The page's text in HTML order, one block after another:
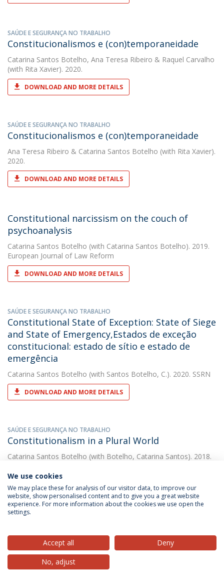
SAÚDE E SEGURANÇA NO TRABALHO
Constitucionalismos e (con)temporaneidade
Catarina Santos Botelho, Ana Teresa Ribeiro & Raquel Carvalho
(with Rita Xavier). 2020.
DOWNLOAD AND MORE DETAILS
SAÚDE E SEGURANÇA NO TRABALHO
Constitucionalismos e (con)temporaneidade
Ana Teresa Ribeiro & Catarina Santos Botelho (with Rita Xavier).
2020.
DOWNLOAD AND MORE DETAILS
Constitutional narcissism on the couch of
psychoanalysis
Catarina Santos Botelho (with Catarina Santos Botelho). 2019.
European Journal of Law Reform
DOWNLOAD AND MORE DETAILS
SAÚDE E SEGURANÇA NO TRABALHO
Constitutional State of Exception: State of Siege
and State of Emergency,Estados de exceção
constitucional: estado de sítio e estado de
emergência
Catarina Santos Botelho (with Santos Botelho, C.). 2020. SSRN
DOWNLOAD AND MORE DETAILS
SAÚDE E SEGURANÇA NO TRABALHO
Constitutionalism in a Plural World
Catarina Santos Botelho (with Botelho, Catarina Santos). 2018.
DOWNLOAD AND MORE DETAILS
Portugal: an intermezzo between the state of
exception and constitutional normality
Catarina Santos Botelho
Botelho). 2020. Revista Catalana de Dret Public
We use cookies
We may place these for analysis of our visitor data, to improve our
website, show personalised content and to give you a great website
experience. For more information about the cookies we use open the
settings.
Accept all
Deny
No, adjust